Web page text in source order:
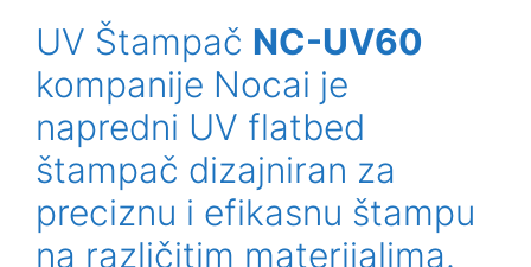
UV Štampač NC-UV60
kompanije Nocai je
napredni UV flatbed
štampač dizajniran za
preciznu i efikasnu štampu
na različitim materijalima.